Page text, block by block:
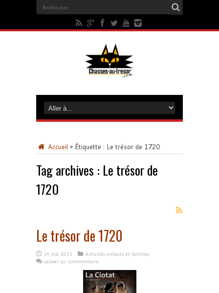
Accueil » Étiquette : Le trésor de 1720
Tag archives : Le trésor de
1720
Le trésor de 1720
14 mai 2013
Activités enfants et familles
Laisser un commentaire